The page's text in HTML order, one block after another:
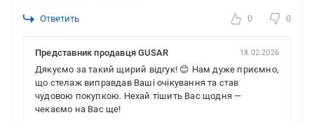
Ответить 0 0
Представник продавця GUSAR 18.02.2026
Дякуємо за такий щирий відгук! 😊 Нам дуже приємно,
що стелаж виправдав Ваші очікування та став
чудовою покупкою. Нехай тішить Вас щодня —
чекаємо на Вас ще!